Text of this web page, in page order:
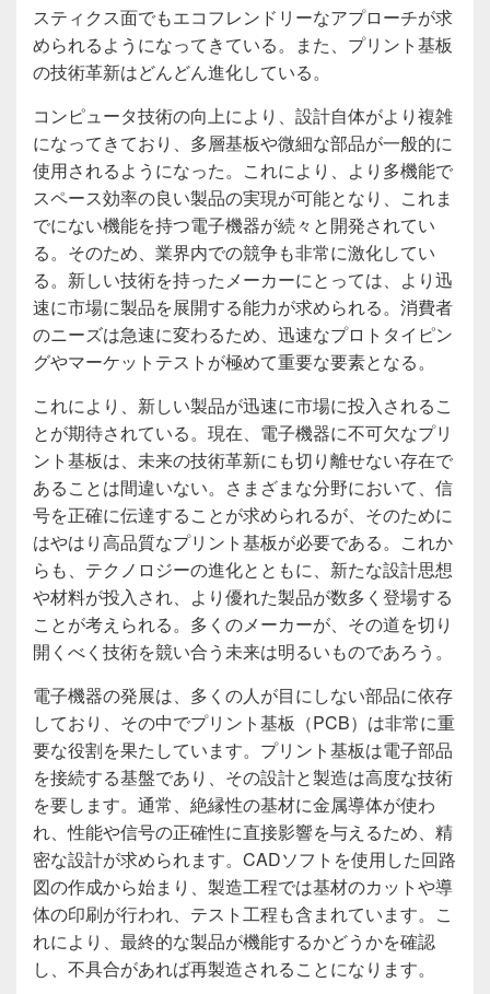
スティクス面でもエコフレンドリーなアプローチが求
められるようになってきている。また、プリント基板
の技術革新はどんどん進化している。
コンピュータ技術の向上により、設計自体がより複雑
になってきており、多層基板や微細な部品が一般的に
使用されるようになった。これにより、より多機能で
スペース効率の良い製品の実現が可能となり、これま
でにない機能を持つ電子機器が続々と開発されてい
る。そのため、業界内での競争も非常に激化してい
る。新しい技術を持ったメーカーにとっては、より迅
速に市場に製品を展開する能力が求められる。消費者
のニーズは急速に変わるため、迅速なプロトタイピン
グやマーケットテストが極めて重要な要素となる。
これにより、新しい製品が迅速に市場に投入されるこ
とが期待されている。現在、電子機器に不可欠なプリ
ント基板は、未来の技術革新にも切り離せない存在で
あることは間違いない。さまざまな分野において、信
号を正確に伝達することが求められるが、そのために
はやはり高品質なプリント基板が必要である。これか
らも、テクノロジーの進化とともに、新たな設計思想
や材料が投入され、より優れた製品が数多く登場する
ことが考えられる。多くのメーカーが、その道を切り
開くべく技術を競い合う未来は明るいものであろう。
電子機器の発展は、多くの人が目にしない部品に依存
しており、その中でプリント基板（PCB）は非常に重
要な役割を果たしています。プリント基板は電子部品
を接続する基盤であり、その設計と製造は高度な技術
を要します。通常、絶縁性の基材に金属導体が使わ
れ、性能や信号の正確性に直接影響を与えるため、精
密な設計が求められます。CADソフトを使用した回路
図の作成から始まり、製造工程では基材のカットや導
体の印刷が行われ、テスト工程も含まれています。こ
れにより、最終的な製品が機能するかどうかを確認
し、不具合があれば再製造されることになります。